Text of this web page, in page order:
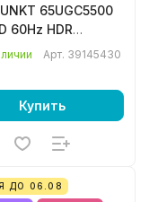
65UGC5500
60Hz HDR
Арт. 39145430
Купить
ДО 06.08